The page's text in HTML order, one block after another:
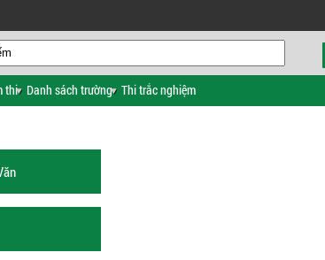
thi Danh sách trường Thi trắc nghiệm